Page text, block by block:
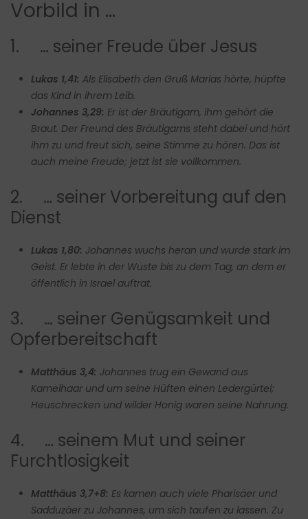
Vorbild in …
1. … seiner Freude über Jesus
Lukas 1,41: Als Elisabeth den Gruß Marias hörte, hüpfte
das Kind in ihrem Leib.
Johannes 3,29: Er ist der Bräutigam, ihm gehört die
Braut. Der Freund des Bräutigams steht dabei und hört
ihm zu und freut sich, seine Stimme zu hören. Das ist
auch meine Freude; jetzt ist sie vollkommen.
2. … seiner Vorbereitung auf den
Dienst
Lukas 1,80: Johannes wuchs heran und wurde stark im
Geist. Er lebte in der Wüste bis zu dem Tag, an dem er
öffentlich in Israel auftrat.
3. … seiner Genügsamkeit und
Opferbereitschaft
Matthäus 3,4: Johannes trug ein Gewand aus
Kamelhaar und um seine Hüften einen Ledergürtel;
Heuschrecken und wilder Honig waren seine Nahrung.
4. … seinem Mut und seiner
Furchtlosigkeit
Matthäus 3,7+8: Es kamen auch viele Pharisäer und
Sadduzäer zu Johannes, um sich taufen zu lassen. Zu